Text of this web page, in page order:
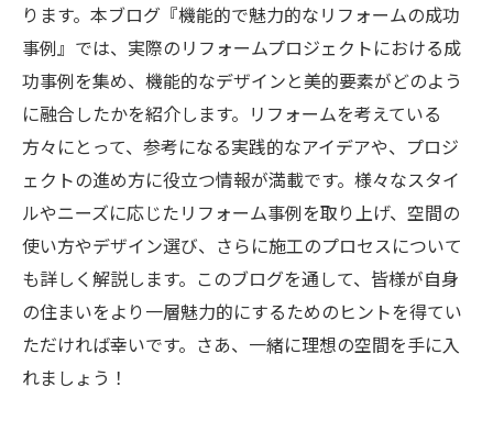
ります。本ブログ『機能的で魅力的なリフォームの成功
事例』では、実際のリフォームプロジェクトにおける成
功事例を集め、機能的なデザインと美的要素がどのよう
に融合したかを紹介します。リフォームを考えている
方々にとって、参考になる実践的なアイデアや、プロジ
ェクトの進め方に役立つ情報が満載です。様々なスタイ
ルやニーズに応じたリフォーム事例を取り上げ、空間の
使い方やデザイン選び、さらに施工のプロセスについて
も詳しく解説します。このブログを通して、皆様が自身
の住まいをより一層魅力的にするためのヒントを得てい
ただければ幸いです。さあ、一緒に理想の空間を手に入
れましょう！